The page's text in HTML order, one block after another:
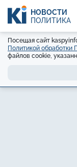
НОВОСТИ
ПОЛИТИКА
Посещая сайт
Политикой обработки
файлов cookie,